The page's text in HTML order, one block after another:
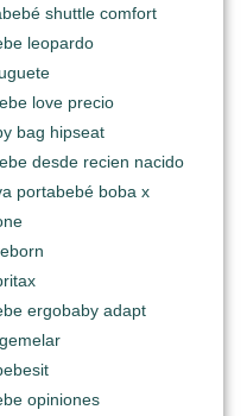
shuttle comfort
leopardo
love precio
bag hipseat
desde recien nacido
portabebé boba x
ergobaby adapt
opiniones